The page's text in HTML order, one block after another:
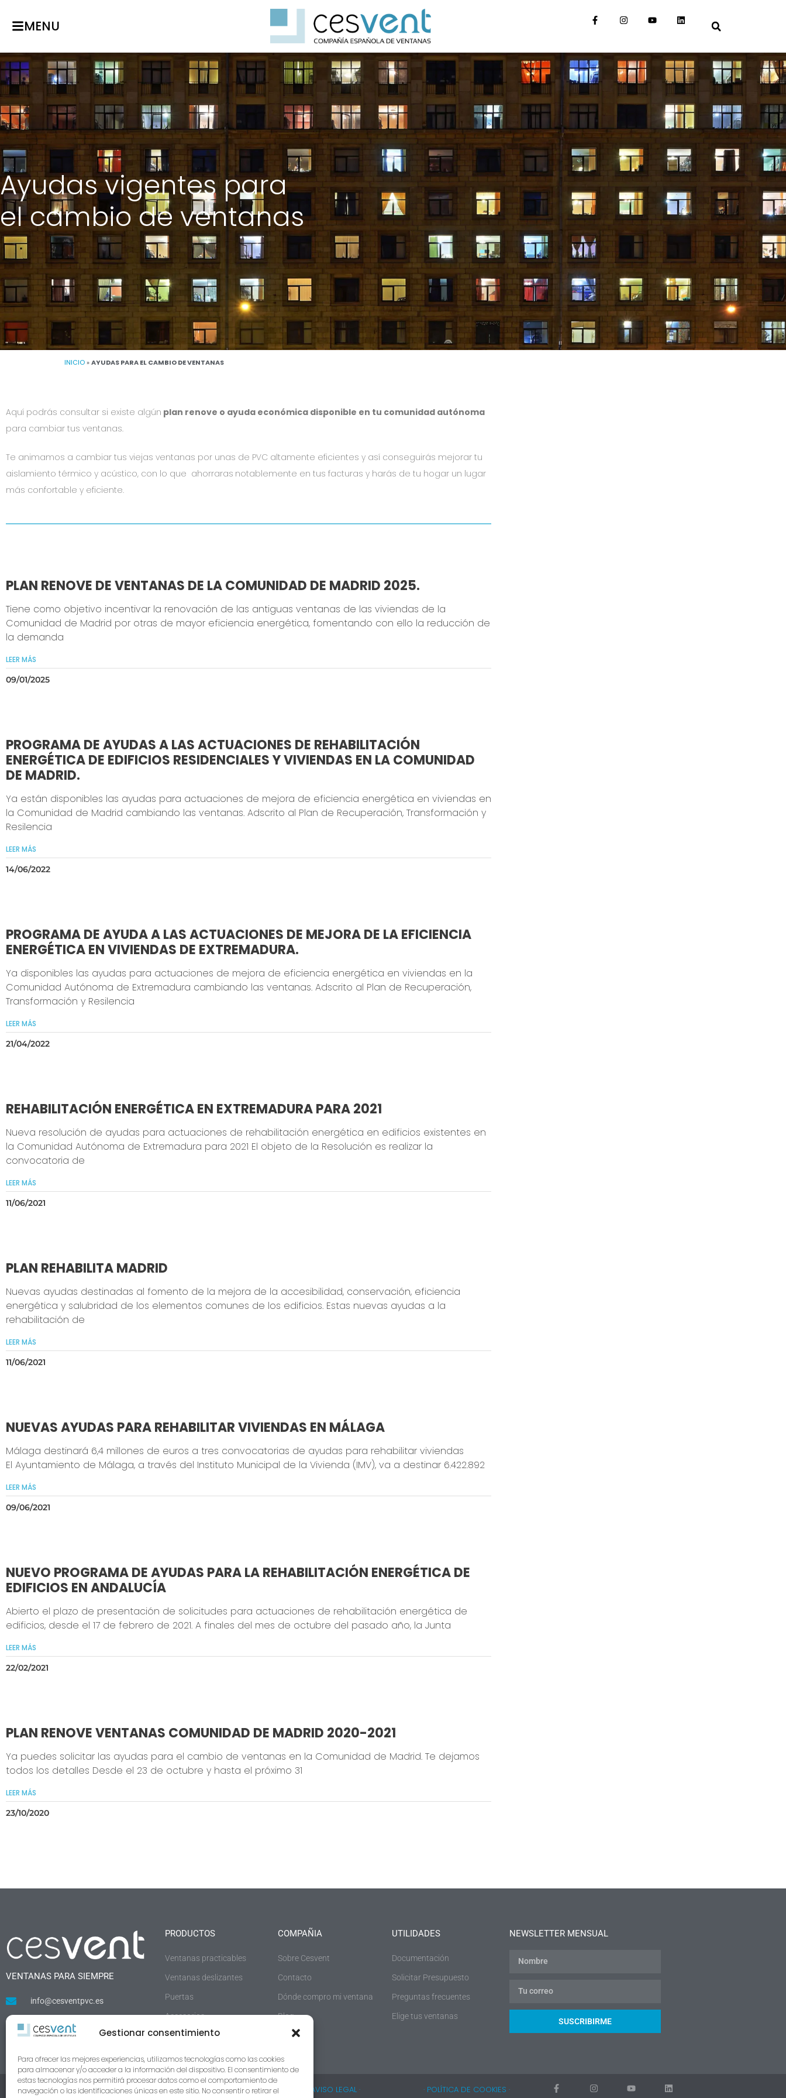
Gestionar consentimiento
Para ofrecer las mejores experiencias, utilizamos tecnologías como las cookies
para almacenar y/o acceder a la información del dispositivo. El consentimiento de
estas tecnologías nos permitirá procesar datos como el comportamiento de
navegación o las identificaciones únicas en este sitio. No consentir o retirar el
MENU
Ayudas vigentes para
el cambio de ventanas
INICIO»AYUDAS PARA EL CAMBIO DE VENTANAS
Aquí podrás consultar si existe algún plan renove o ayuda económica disponible en tu comunidad autónoma
para cambiar tus ventanas.
Te animamos a cambiar tus viejas ventanas por unas de PVC altamente eficientes y así conseguirás mejorar tu
aislamiento térmico y acústico, con lo que ahorraras notablemente en tus facturas y harás de tu hogar un lugar
más confortable y eficiente.
PLAN RENOVE DE VENTANAS DE LA COMUNIDAD DE MADRID 2025.
Tiene como objetivo incentivar la renovación de las antiguas ventanas de las viviendas de la
Comunidad de Madrid por otras de mayor eficiencia energética, fomentando con ello la reducción de
la demanda
LEER MÁS
09/01/2025
PROGRAMA DE AYUDAS A LAS ACTUACIONES DE REHABILITACIÓN
ENERGÉTICA DE EDIFICIOS RESIDENCIALES Y VIVIENDAS EN LA COMUNIDAD
DE MADRID.
Ya están disponibles las ayudas para actuaciones de mejora de eficiencia energética en viviendas en
la Comunidad de Madrid cambiando las ventanas. Adscrito al Plan de Recuperación, Transformación y
Resilencia
LEER MÁS
14/06/2022
PROGRAMA DE AYUDA A LAS ACTUACIONES DE MEJORA DE LA EFICIENCIA
ENERGÉTICA EN VIVIENDAS DE EXTREMADURA.
Ya disponibles las ayudas para actuaciones de mejora de eficiencia energética en viviendas en la
Comunidad Autónoma de Extremadura cambiando las ventanas. Adscrito al Plan de Recuperación,
Transformación y Resilencia
LEER MÁS
21/04/2022
REHABILITACIÓN ENERGÉTICA EN EXTREMADURA PARA 2021
Nueva resolución de ayudas para actuaciones de rehabilitación energética en edificios existentes en
la Comunidad Autónoma de Extremadura para 2021 El objeto de la Resolución es realizar la
convocatoria de
LEER MÁS
11/06/2021
PLAN REHABILITA MADRID
Nuevas ayudas destinadas al fomento de la mejora de la accesibilidad, conservación, eficiencia
energética y salubridad de los elementos comunes de los edificios. Estas nuevas ayudas a la
rehabilitación de
LEER MÁS
11/06/2021
NUEVAS AYUDAS PARA REHABILITAR VIVIENDAS EN MÁLAGA
Málaga destinará 6,4 millones de euros a tres convocatorias de ayudas para rehabilitar viviendas
El Ayuntamiento de Málaga, a través del Instituto Municipal de la Vivienda (IMV), va a destinar 6.422.892
LEER MÁS
09/06/2021
NUEVO PROGRAMA DE AYUDAS PARA LA REHABILITACIÓN ENERGÉTICA DE
EDIFICIOS EN ANDALUCÍA
Abierto el plazo de presentación de solicitudes para actuaciones de rehabilitación energética de
edificios, desde el 17 de febrero de 2021. A finales del mes de octubre del pasado año, la Junta
LEER MÁS
22/02/2021
PLAN RENOVE VENTANAS COMUNIDAD DE MADRID 2020-2021
Ya puedes solicitar las ayudas para el cambio de ventanas en la Comunidad de Madrid. Te dejamos
todos los detalles Desde el 23 de octubre y hasta el próximo 31
LEER MÁS
23/10/2020
VENTANAS PARA SIEMPRE
info@cesventpvc.es
900 877 855
PRODUCTOS
Ventanas practicables
Ventanas deslizantes
Puertas
Accesorios
COMPAÑIA
Sobre Cesvent
Contacto
Dónde compro mi ventana
Blog
UTILIDADES
Documentación
Solicitar Presupuesto
Preguntas frecuentes
Elige tus ventanas
NEWSLETTER MENSUAL
SUSCRIBIRME
© Todos los derechos reservados · POLÍTICA DE PRIVACIDAD · · AVISO LEGAL · · POLÍTICA DE COOKIES ·